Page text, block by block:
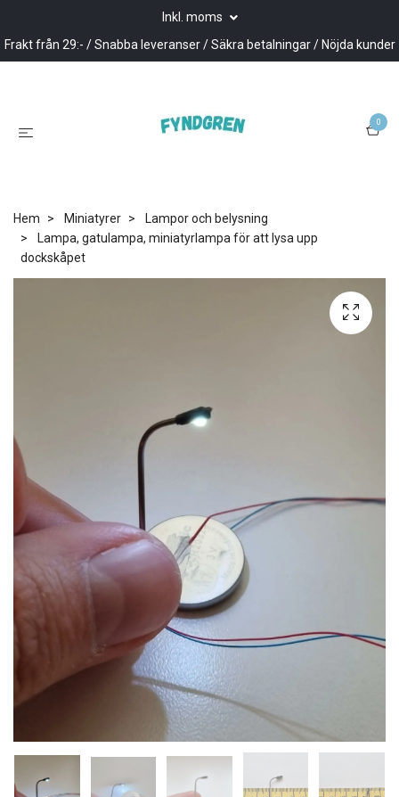
Inkl. moms
Frakt från 29:- / Snabba leveranser / Säkra betalningar / Nöjda kunder
0
Hem Miniatyrer
Lampor och belysning
Lampa, gatulampa, miniatyrlampa för att lysa upp
dockskåpet